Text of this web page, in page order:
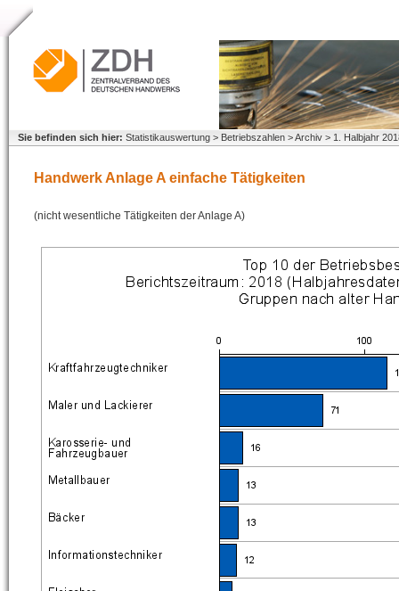
Sie befinden sich hier: Statistikauswertung > Betriebszahlen > Archiv > 1. Halbjahr
Handwerk Anlage A einfache Tätigkeiten
(nicht wesentliche Tätigkeiten der Anlage A)